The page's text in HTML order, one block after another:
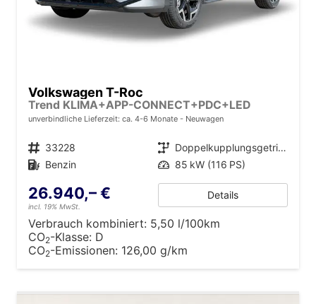
Volkswagen T-Roc
Trend KLIMA+APP-CONNECT+PDC+LED
unverbindliche Lieferzeit: ca. 4-6 Monate Neuwagen
Fahrzeugnr. 33228 Getriebe
Doppelkupplungsgetriebe (DSG)
Kraftstoff Benzin Leistung 85 kW (116 PS)
26.940,– €
incl. 19% MwSt.
Details
Verbrauch kombiniert: 5,50 l/100km
CO2-Klasse: D
CO2-Emissionen: 126,00 g/km